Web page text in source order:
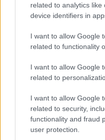
related to analytics like
device identifiers in
I want to allow Google
related to functionality
I want to allow Google
related to
I want to allow Google
related to security,
functionality and fraud
user protection.